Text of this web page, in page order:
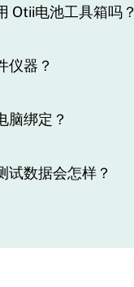
Otii电池工具箱吗？
仪器？
脑绑定？
试数据会怎样？